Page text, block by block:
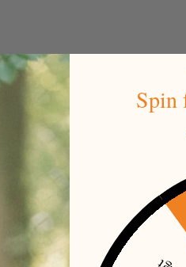
og stil på deres vandreture.
formstøbt EVA indersål, som
er praktisk og stilfuld. Perfekt
Spin